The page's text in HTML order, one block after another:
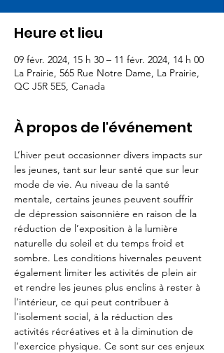
Heure et lieu
09 févr. 2024, 15 h 30 – 11 févr. 2024, 14 h 00
La Prairie, 565 Rue Notre Dame, La Prairie,
QC J5R 5E5, Canada
À propos de l'événement
L’hiver peut occasionner divers impacts sur
les jeunes, tant sur leur santé que sur leur
mode de vie. Au niveau de la santé
mentale, certains jeunes peuvent souffrir
de dépression saisonnière en raison de la
réduction de l’exposition à la lumière
naturelle du soleil et du temps froid et
sombre. Les conditions hivernales peuvent
également limiter les activités de plein air
et rendre les jeunes plus enclins à rester à
l’intérieur, ce qui peut contribuer à
l’isolement social, à la réduction des
activités récréatives et à la diminution de
l’exercice physique. Ce sont sur ces enjeux